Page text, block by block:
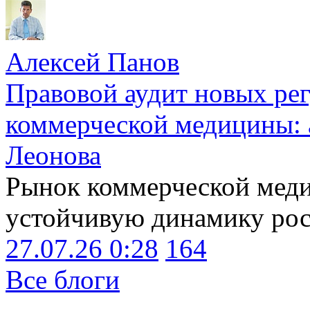
Алексей Панов
Правовой аудит новых
коммерческой медицины:
Леонова
Рынок коммерческой
устойчивую динамику
27.07.26 0:28 164
Все блоги